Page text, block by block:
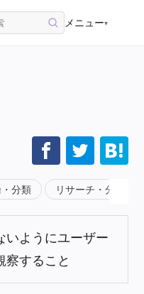
メニュー▾
分類 リサーチ・分析・
いようにユーザー
察すること